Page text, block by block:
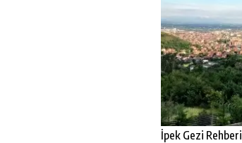
İpek Gezi Rehberi